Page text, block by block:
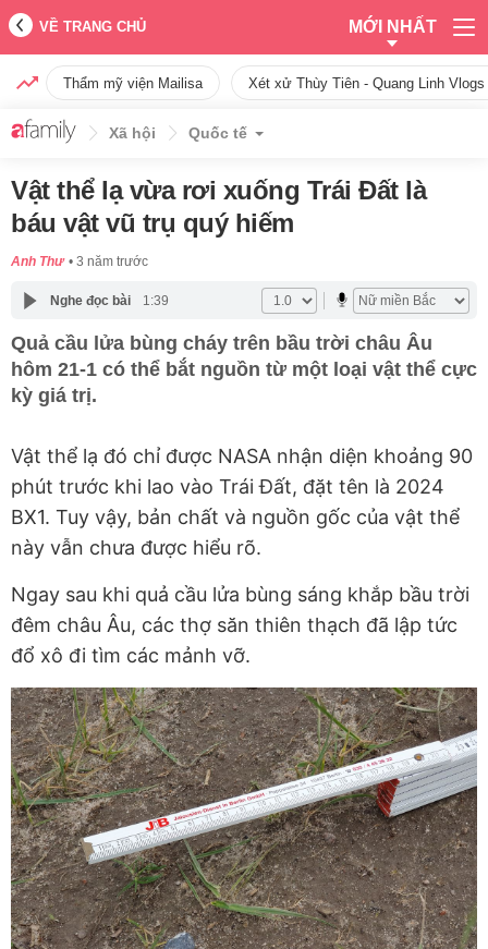
VỀ TRANG CHỦ MỚI NHẤT
Thẩm mỹ viện Mailisa Xét xử Thùy Tiên - Quang Linh
Xã hội Quốc tế
Vật thể lạ vừa rơi xuống Trái Đất là
báu vật vũ trụ quý hiếm
Anh Thư 3 năm trước
Nghe đọc bài 1:39
Quả cầu lửa bùng cháy trên bầu trời châu Âu
hôm 21-1 có thể bắt nguồn từ một loại vật thể cực
kỳ giá trị.
Vật thể lạ đó chỉ được NASA nhận diện khoảng 90
phút trước khi lao vào Trái Đất, đặt tên là 2024
BX1. Tuy vậy, bản chất và nguồn gốc của vật thể
này vẫn chưa được hiểu rõ.
Ngay sau khi quả cầu lửa bùng sáng khắp bầu trời
đêm châu Âu, các thợ săn thiên thạch đã lập tức
đổ xô đi tìm các mảnh vỡ.